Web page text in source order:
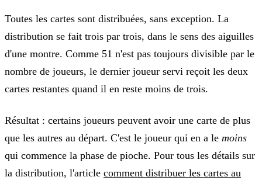
Toutes les cartes sont distribuées, sans exception. La
distribution se fait trois par trois, dans le sens des aiguilles
d'une montre. Comme 51 n'est pas toujours divisible par le
nombre de joueurs, le dernier joueur servi reçoit les deux
cartes restantes quand il en reste moins de trois.
Résultat : certains joueurs peuvent avoir une carte de plus
que les autres au départ. C'est le joueur qui en a le moins
qui commence la phase de pioche. Pour tous les détails sur
la distribution, l'article comment distribuer les cartes au